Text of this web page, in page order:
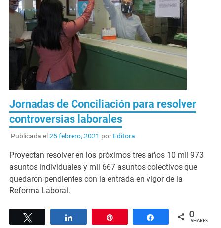
Jornadas de Conciliación para resolver
controversias laborales
Publicada el 25 febrero, 2021 por Editora
Proyectan resolver en los próximos tres años 10 mil 973
asuntos individuales y mil 667 asuntos colectivos que
quedaron pendientes con la entrada en vigor de la
Reforma Laboral.
Share 0
SHARES